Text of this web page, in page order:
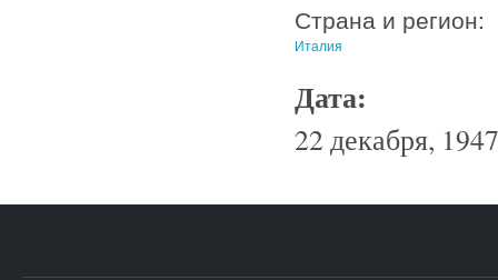
Страна и регион:
Италия
Дата:
22 декабря,